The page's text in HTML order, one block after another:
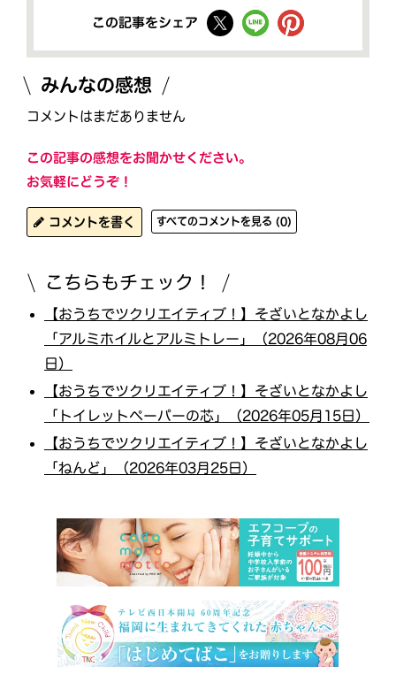
この記事をシェア
みんなの感想
コメントはまだありません
この記事の感想をお聞かせください。
お気軽にどうぞ！
コメントを書く すべてのコメントを見る (0)
こちらもチェック！
【おうちでツクリエイティブ！】そざいとなかよし
「アルミホイルとアルミトレー」（2026年08月06
日）
【おうちでツクリエイティブ！】そざいとなかよし
「トイレットペーパーの芯」（2026年05月15日）
【おうちでツクリエイティブ！】そざいとなかよし
「ねんど」（2026年03月25日）